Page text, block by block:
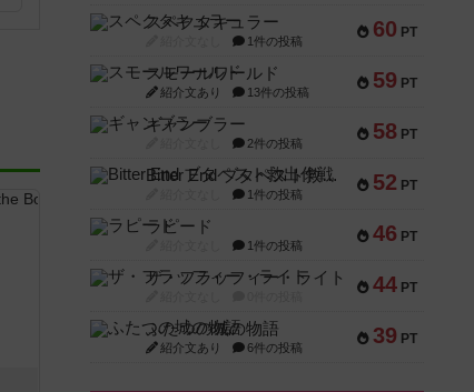
60 PT
スペクタキュラー
1件の投稿
59 PT
スモールワールド
紹介文あり 13件の投稿
58 PT
ギャンブラー
2件の投稿
52 PT
Bitter End ブタペスト救出作戦
1件の投稿
46 PT
ラピード
1件の投稿
44 PT
ザ・フラッフィー・ライト
39 PT
ふたつの城の物語
紹介文あり 6件の投稿